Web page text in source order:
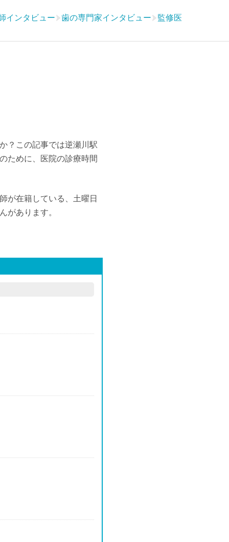
インタビュー 歯の専門家インタビュー 監修医
？この記事では逆瀬川駅
ために、医院の診療時間
が在籍している、土曜日
があります。